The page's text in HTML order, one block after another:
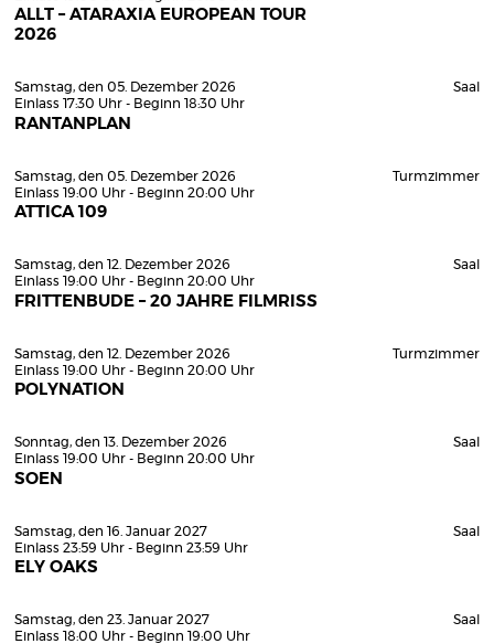
ALLT – ATARAXIA EUROPEAN TOUR
2026
Samstag, den 05. Dezember 2026
Einlass 17:30 Uhr - Beginn 18:30 Uhr
RANTANPLAN
Saal
Samstag, den 05. Dezember 2026
Einlass 19:00 Uhr - Beginn 20:00 Uhr
ATTICA 109
Turmzimmer
Samstag, den 12. Dezember 2026
Einlass 19:00 Uhr - Beginn 20:00 Uhr
FRITTENBUDE – 20 JAHRE FILMRISS
Saal
Samstag, den 12. Dezember 2026
Einlass 19:00 Uhr - Beginn 20:00 Uhr
POLYNATION
Turmzimmer
Sonntag, den 13. Dezember 2026
Einlass 19:00 Uhr - Beginn 20:00 Uhr
SOEN
Saal
Samstag, den 16. Januar 2027
Einlass 23:59 Uhr - Beginn 23:59 Uhr
ELY OAKS
Saal
Samstag, den 23. Januar 2027
Einlass 18:00 Uhr - Beginn 19:00 Uhr
Saal